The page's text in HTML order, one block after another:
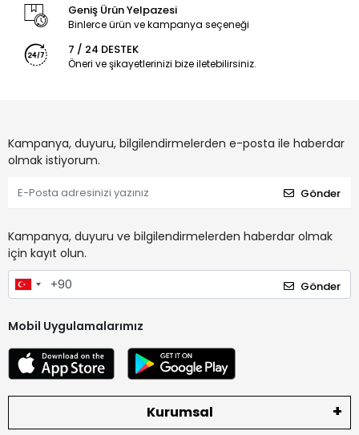
Geniş Ürün Yelpazesi
Binlerce ürün ve kampanya seçeneği
7 / 24 DESTEK
Öneri ve şikayetlerinizi bize iletebilirsiniz.
Kampanya, duyuru, bilgilendirmelerden e-posta ile haberdar
olmak istiyorum.
Gönder
Kampanya, duyuru ve bilgilendirmelerden haberdar olmak
için kayıt olun.
Gönder
Mobil Uygulamalarımız
Kurumsal